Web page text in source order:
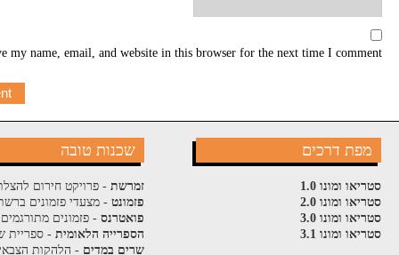
my name, email, and website in this browser for the next time I comment.
מפת דרכים
סטריאו ומונו 1.0
סטריאו ומונו 2.0
סטריאו ומונו 3.0
סטריאו ומונו 3.1
שכנות טובה
זמרשת- פרויקט חירום
פזמונט- מצעדי פזמונים
פואטרנס- פזמונים
הספרייה הלאומית- ספריית
שרים במדים - הלהקות